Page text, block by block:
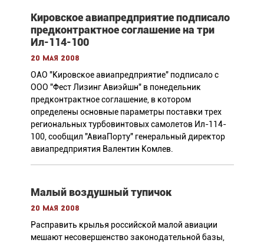
Кировское авиапредприятие подписало
предконтрактное соглашение на три
Ил-114-100
20 мая 2008
ОАО "Кировское авиапредприятие" подписало с
ООО "Фест Лизинг Авиэйшн" в понедельник
предконтрактное соглашение, в котором
определены основные параметры поставки трех
региональных турбовинтовых самолетов Ил-114-
100, сообщил "АвиаПорту" генеральный директор
авиапредприятия Валентин Комлев.
Малый воздушный тупичок
20 мая 2008
Расправить крылья российской малой авиации
мешают несовершенство законодательной базы,